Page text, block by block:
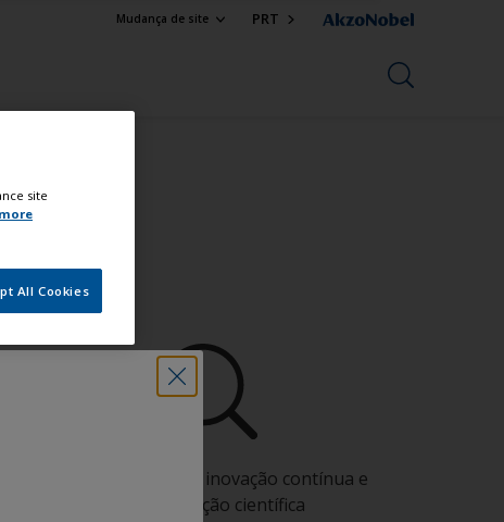
Mudança de site PRT
Beneficie da nossa inovação contínua e
especialização científica
site
All Cookies